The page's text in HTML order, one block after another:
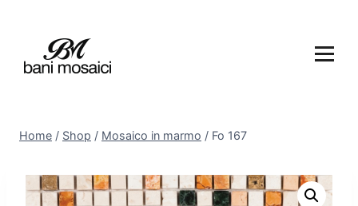
Home / Shop / Mosaico in marmo / Fo 167